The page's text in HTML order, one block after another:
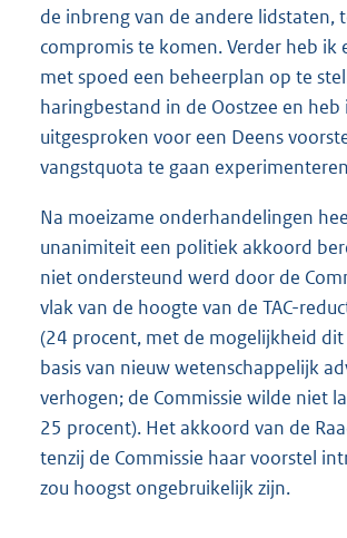
de inbreng van de andere lidstaten,
compromis te komen. Verder heb ik
met spoed een beheerplan op te
haringbestand in de Oostzee en
uitgesproken voor een Deens
vangstquota te gaan
Na moeizame onderhandelingen
unanimiteit een politiek akkoord
niet ondersteund werd door de
vlak van de hoogte van de TAC-
(24 procent, met de mogelijkheid
basis van nieuw wetenschappelijk
verhogen; de Commissie wilde niet
25 procent). Het akkoord van de
tenzij de Commissie haar voorstel
zou hoogst ongebruikelijk zijn.